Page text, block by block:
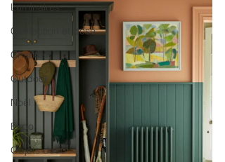
Luminaires
Confection et pose
Chantier
Outdoor
Noël
Expo
Objets déco